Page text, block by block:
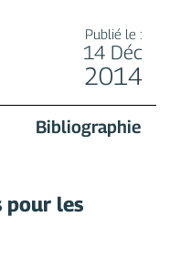
Publié le :
14 Déc
2014
Bibliographie
pour les